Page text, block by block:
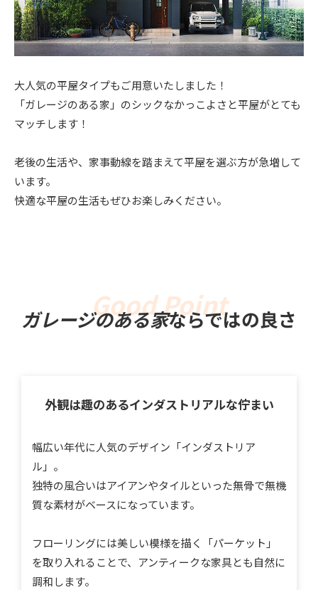
大人気の平屋タイプもご用意いたしました！
「ガレージのある家」のシックなかっこよさと平屋がとても
マッチします！
老後の生活や、家事動線を踏まえて平屋を選ぶ方が急増して
います。
快適な平屋の生活もぜひお楽しみください。
ガレージのある家ならではの良さ
外観は趣のあるインダストリアルな佇まい
幅広い年代に人気のデザイン「インダストリア
ル」。
独特の風合いはアイアンやタイルといった無骨で無機
質な素材がベースになっています。
フローリングには美しい模様を描く「パーケット」
を取り入れることで、アンティークな家具とも自然に
調和します。